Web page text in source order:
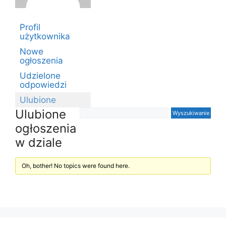
Profil
użytkownika
Nowe
ogłoszenia
Udzielone
odpowiedzi
Ulubione
Ulubione
ogłoszenia
w dziale
Oh, bother! No topics were found here.